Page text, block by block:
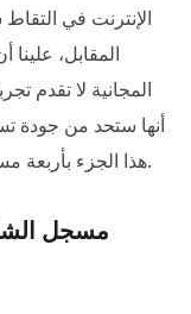
الإنترنت في
المقابل،
المجانية لا تقدم
أنها ستحد من جودة
هذا الجزء بأربعة مسجلات شاشة عبر الإنترنت تستحق التجربة.